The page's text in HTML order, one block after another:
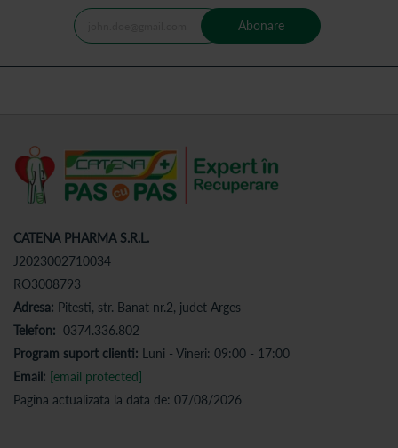
Abonare
CATENA PHARMA S.R.L.
J2023002710034
RO3008793
Adresa: Pitesti, str. Banat nr.2, judet Arges
Telefon: 0374.336.802
Program suport clienti: Luni - Vineri: 09:00 - 17:00
Email: [email protected]
Pagina actualizata la data de: 07/08/2026